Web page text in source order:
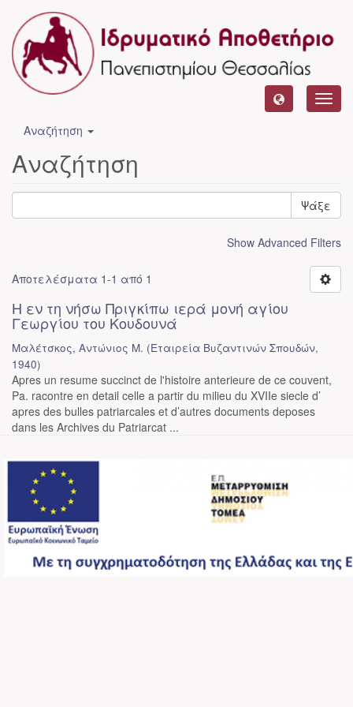
Αναζήτηση
Αναζήτηση
Ψάξε
Show Advanced Filters
Αποτελέσματα 1-1 από 1
Η εν τη νήσω Πριγκίπω ιερά μονή αγίου
Γεωργίου του Κουδουνά
Μαλέτσκος, Αντώνιος Μ. (Εταιρεία Βυζαντινών Σπουδών,
1940)
Apres un resume succinct de l'histoire anterieure de ce couvent,
Pa. racontre en detail celle a partir du milieu du XVIIe siecle d’
apres des bulles patriarcales et d’autres documents deposes
dans les Archives du Patriarcat ...